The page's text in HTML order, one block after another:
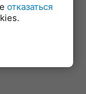
отказаться